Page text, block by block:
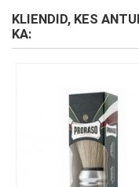
KLIENDID, KES
KA: